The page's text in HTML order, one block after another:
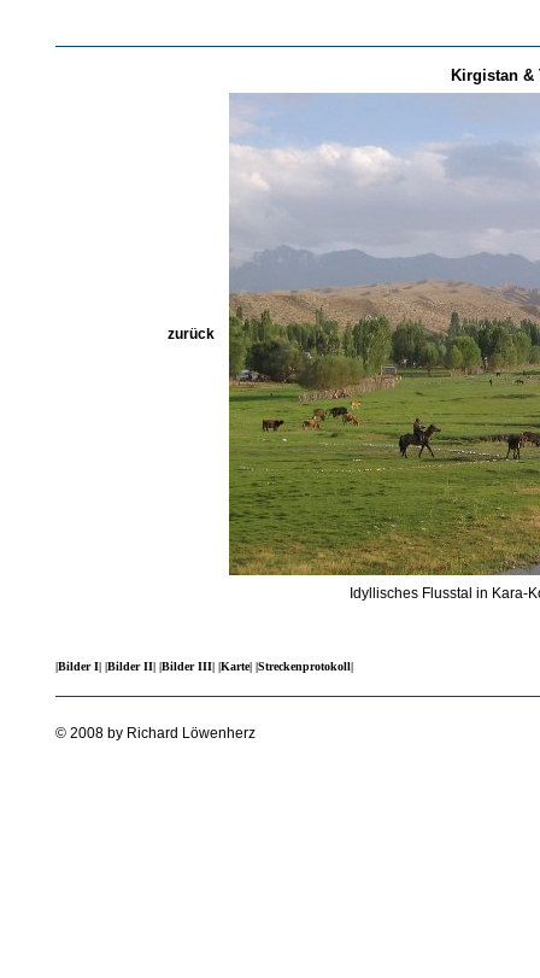
Kirgistan &
zurück
Idyllisches Flusstal in Kara-
|Bilder I| |Bilder II| |Bilder III| |Karte| |Streckenprotokoll|
© 2008 by Richard Löwenherz